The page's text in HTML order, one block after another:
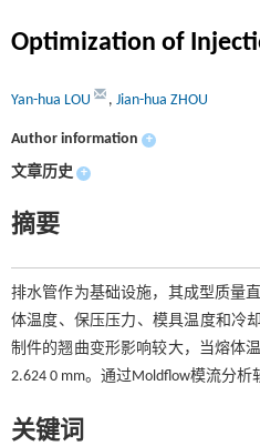
Optimization of
Yan-hua LOU , Jian-hua ZHOU
Author information +
文章历史 +
摘要
排水管作为基础设施，其成型质量
体温度、保压压力、模具温度和冷
制件的翘曲变形影响较大，当熔体
2.624 0 mm。通过Moldflow模流分
关键词